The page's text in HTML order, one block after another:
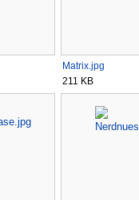
Matrix.jpg
211 KB